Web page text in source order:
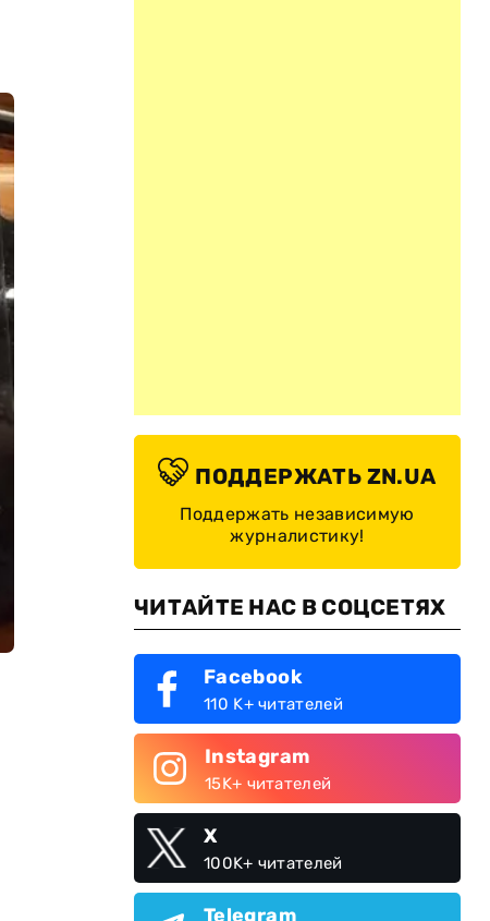
ПОДДЕРЖАТЬ ZN.UA
Поддержать независимую
журналистику!
ЧИТАЙТЕ НАС В СОЦСЕТЯХ
Facebook
110 K+ читателей
Instagram
15K+ читателей
X
100K+ читателей
Telegram